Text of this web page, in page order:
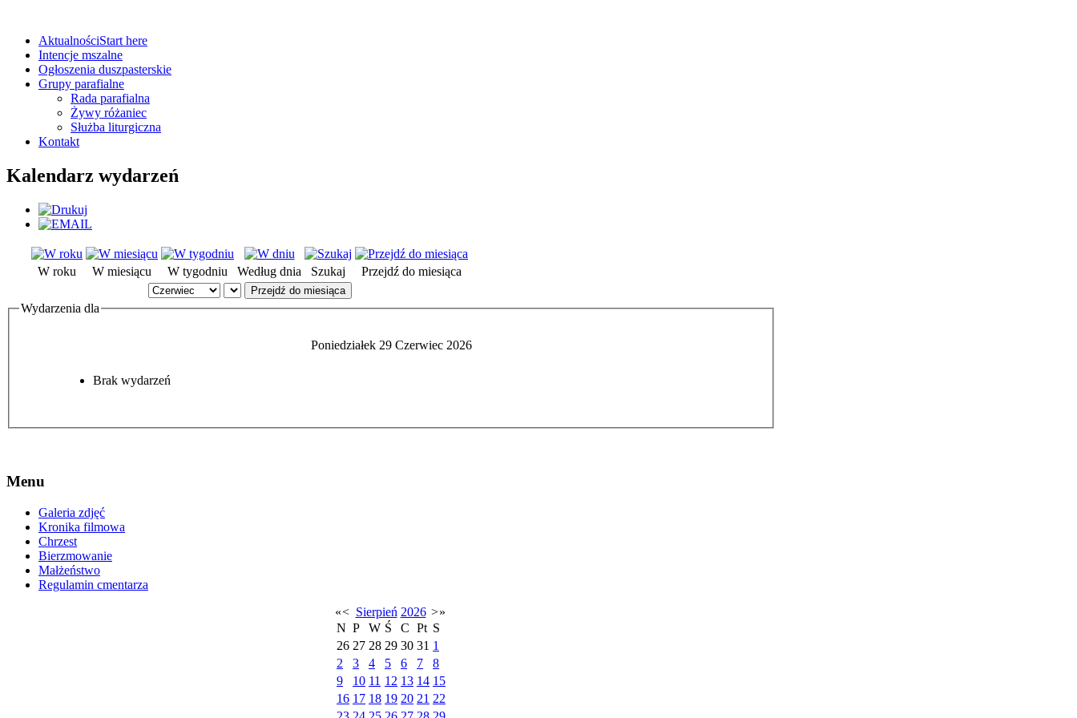
AktualnościStart here
Intencje mszalne
Ogłoszenia duszpasterskie
Grupy parafialne
Rada parafialna
Żywy różaniec
Służba liturgiczna
Kontakt
Kalendarz wydarzeń
W roku W miesiącu W tygodniu Według dnia Szukaj Przejdź do miesiąca
Przejdź do miesiąca
Wydarzenia dla
Poniedziałek 29 Czerwiec 2026
Brak wydarzeń
Menu
Galeria zdjęć
Kronika filmowa
Chrzest
Bierzmowanie
Małżeństwo
Regulamin cmentarza
«< Sierpień 2026 >»
N P W Ś C Pt S
26 27 28 29 30 31 1
2
3 4 5 6 7
8
9
10 11 12 13 14 15
16 17 18 19 20 21 22